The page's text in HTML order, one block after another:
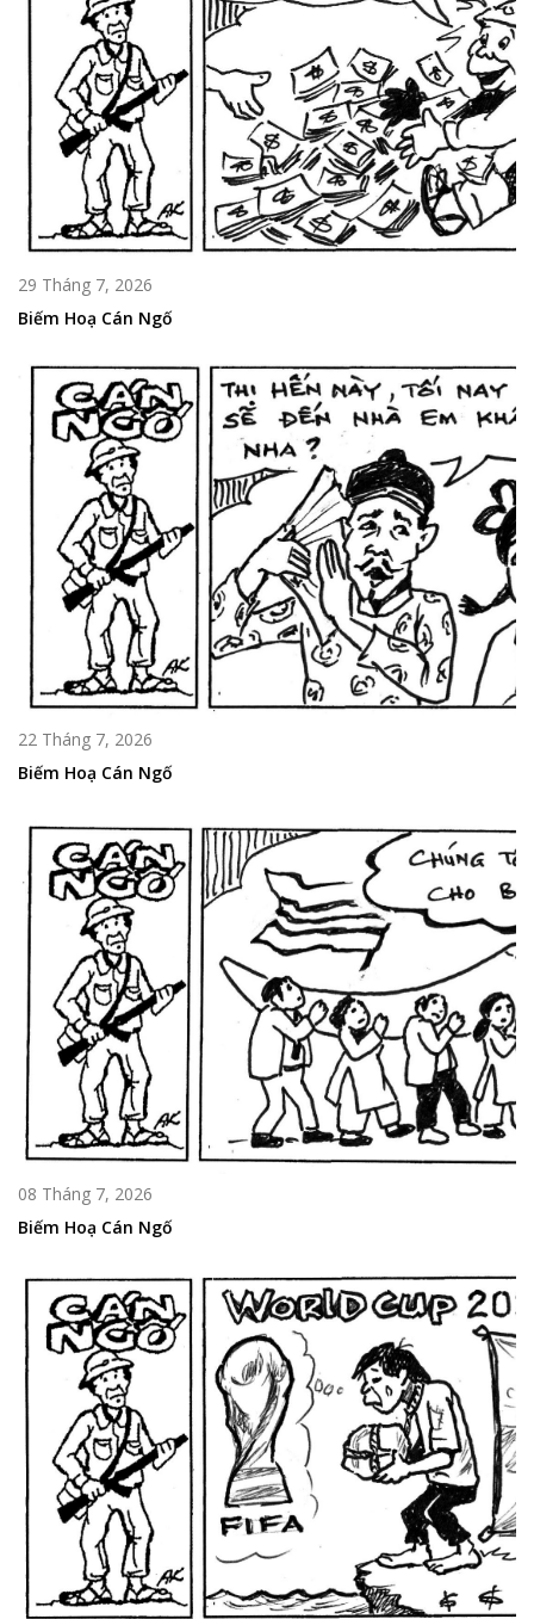
29 Tháng 7, 2026
Biếm Hoạ Cán Ngố
22 Tháng 7, 2026
Biếm Hoạ Cán Ngố
08 Tháng 7, 2026
Biếm Hoạ Cán Ngố